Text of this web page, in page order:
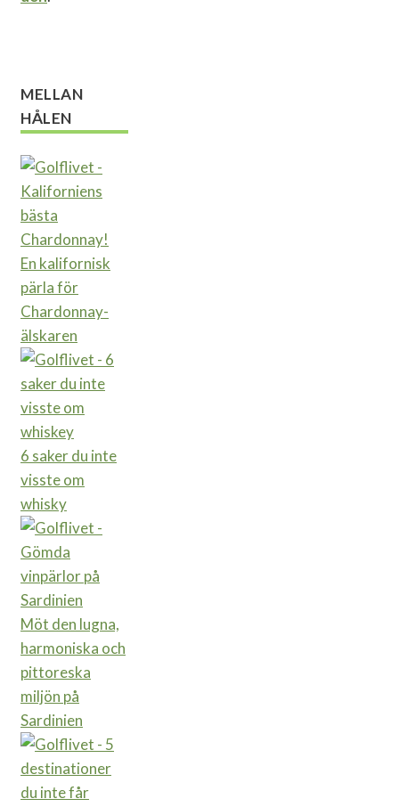
MELLAN
HÅLEN
En kalifornisk
pärla för
Chardonnay-
älskaren
6 saker du inte
visste om
whisky
Möt den lugna,
harmoniska och
pittoreska
miljön på
Sardinien